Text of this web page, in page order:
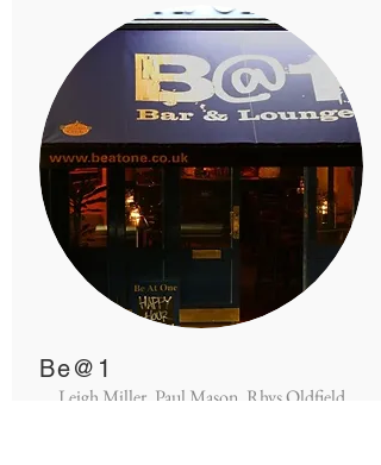
Be@1
Leigh Miller, Paul Mason, Rhys Oldfield